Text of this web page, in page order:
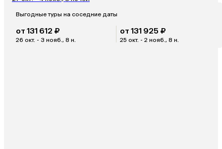
Выгодные туры на соседние даты
от 131 612 ₽
26 окт. - 3 нояб., 8 н.
от 131 925 ₽
25 окт. - 2 нояб., 8 н.